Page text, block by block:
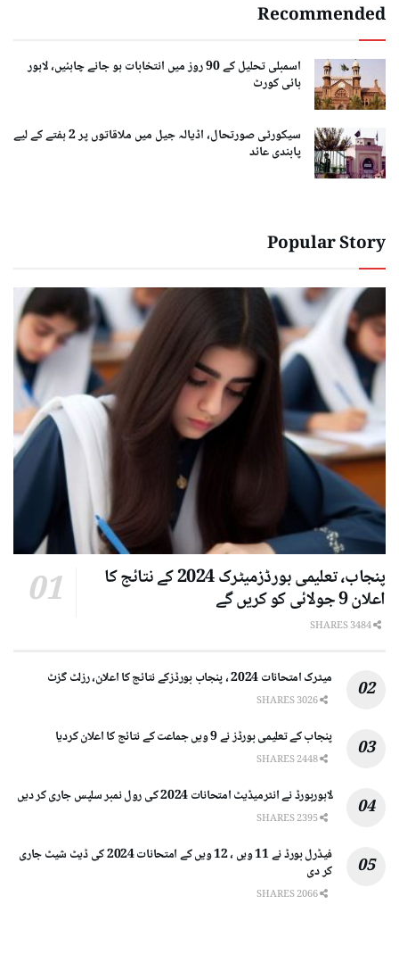
Recommended
اسمبلی تحلیل کے 90 روز میں انتخابات ہو جانے چاہئیں، لاہور
ہائی کورٹ
سیکورٹی صورتحال، اڈیالہ جیل میں ملاقاتوں پر 2 ہفتے کے لیے
پابندی عائد
Popular Story
پنجاب، تعلیمی بورڈزمیٹرک 2024 کے نتائج کا
اعلان 9 جولائی کو کریں گے
میٹرک امتحانات 2024 ، پنجاب بورڈزکے نتائج کا اعلان، رزلٹ گزٹ
پنجاب کے تعلیمی بورڈز نے 9 ویں جماعت کے نتائج کا اعلان کردیا
لاہوربورڈ نے انٹرمیڈیٹ امتحانات 2024 کی رول نمبر سلپس جاری کر دیں
فیڈرل بورڈ نے 11 ویں ، 12 ویں کے امتحانات 2024 کی ڈیٹ شیٹ جاری
کر دی